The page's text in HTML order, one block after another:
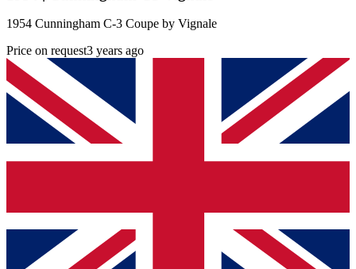
1954 Cunningham C-3 Coupe by Vignale
Price on request3 years ago